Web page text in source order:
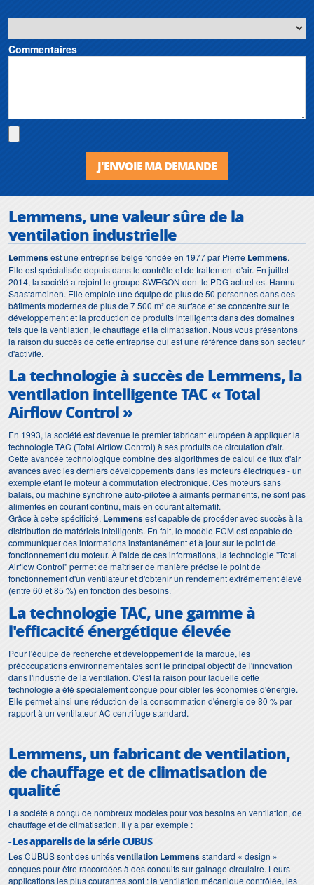
Commentaires
J'ENVOIE MA DEMANDE
Lemmens, une valeur sûre de la
ventilation industrielle
Lemmensest une entreprise belge fondée en 1977 par Pierre Lemmens.
Elle est spécialisée depuis dans le contrôle et de traitement d'air. En juillet
2014, la société a rejoint le groupe SWEGON dont le PDG actuel est Hannu
Saastamoinen. Elle emploie une équipe de plus de 50 personnes dans des
bâtiments modernes de plus de 7 500 m² de surface et se concentre sur le
développement et la production de produits intelligents dans des domaines
tels que la ventilation, le chauffage et la climatisation. Nous vous présentons
la raison du succès de cette entreprise qui est une référence dans son secteur
d'activité.
La technologie à succès de Lemmens, la
ventilation intelligente TAC « Total
Airflow Control »
En 1993, la société est devenue le premier fabricant européen à appliquer la
technologie TAC (Total Airflow Control) à ses produits de circulation d'air.
Cette avancée technologique combine des algorithmes de calcul de flux d'air
avancés avec les derniers développements dans les moteurs électriques - un
exemple étant le moteur à commutation électronique. Ces moteurs sans
balais, ou machine synchrone auto-pilotée à aimants permanents, ne sont pas
alimentés en courant continu, mais en courant alternatif.
Grâce à cette spécificité, Lemmensest capable de procéder avec succès à la
distribution de matériels intelligents. En fait, le modèle ECM est capable de
communiquer des informations instantanément et à jour sur le point de
fonctionnement du moteur. À l'aide de ces informations, la technologie "Total
Airflow Control" permet de maîtriser de manière précise le point de
fonctionnement d'un ventilateur et d'obtenir un rendement extrêmement élevé
(entre 60 et 85 %) en fonction des besoins.
La technologie TAC, une gamme à
l'efficacité énergétique élevée
Pour l'équipe de recherche et développement de la marque, les
préoccupations environnementales sont le principal objectif de l'innovation
dans l'industrie de la ventilation. C'est la raison pour laquelle cette
technologie a été spécialement conçue pour cibler les économies d'énergie.
Elle permet ainsi une réduction de la consommation d'énergie de 80 % par
rapport à un ventilateur AC centrifuge standard.
Lemmens, un fabricant de ventilation,
de chauffage et de climatisation de
qualité
La société a conçu de nombreux modèles pour vos besoins en ventilation, de
chauffage et de climatisation. Il y a par exemple :
- Les appareils de la série CUBUS
Les CUBUS sont des unitésventilation Lemmensstandard « design »
conçues pour être raccordées à des conduits sur gainage circulaire. Leurs
applications les plus courantes sont : la ventilation mécanique contrôlée, les